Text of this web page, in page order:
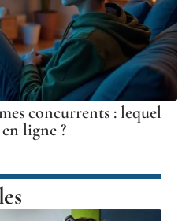
concurrents : lequel
ligne ?